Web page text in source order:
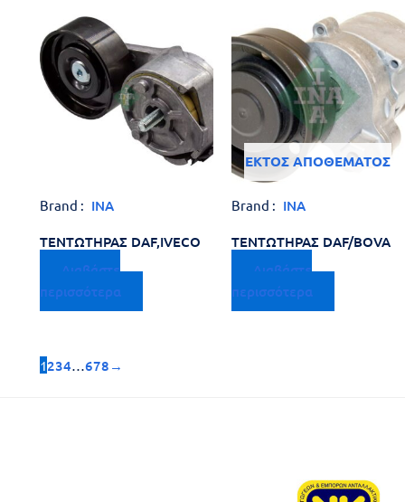
Brand : INA
ΤΕΝΤΩΤΗΡΑΣ DAF,IVECO
Διαβάστε
περισσότερα
ΕΚΤΌΣ ΑΠΟΘΈΜΑΤΟΣ
Brand : INA
ΤΕΝΤΩΤΗΡΑΣ DAF/BOVA
Διαβάστε
περισσότερα
1234…678 →